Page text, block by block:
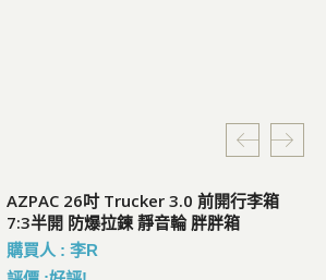
AZPAC 26吋 Trucker 3.0 前開行李箱
7:3半開 防爆拉鍊 靜音輪 胖胖箱
購買人 : 李R